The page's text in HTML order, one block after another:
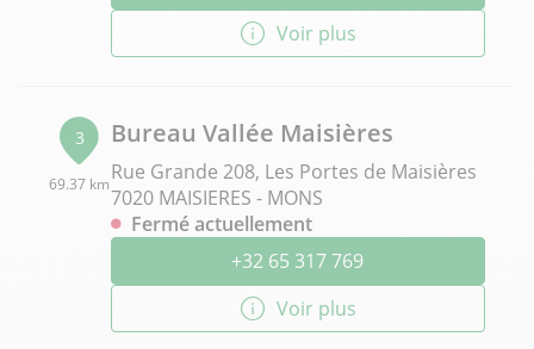
Voir plus
3
69.37 km
Bureau Vallée Maisières
Rue Grande 208, Les Portes de Maisières
7020 MAISIERES - MONS
Fermé actuellement
+32 65 317 769
Voir plus